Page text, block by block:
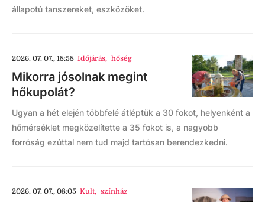
állapotú tanszereket, eszközöket.
2026. 07. 07., 18:58 Időjárás, hőség
Mikorra jósolnak megint
hőkupolát?
Ugyan a hét elején többfelé átléptük a 30 fokot, helyenként a
hőmérséklet megközelítette a 35 fokot is, a nagyobb
forróság ezúttal nem tud majd tartósan berendezkedni.
2026. 07. 07., 08:05 Kult, színház